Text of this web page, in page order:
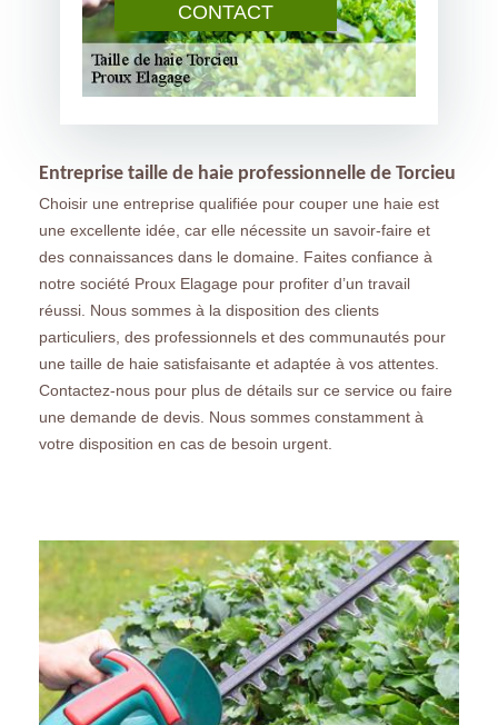
CONTACT
Entreprise taille de haie professionnelle de Torcieu
Choisir une entreprise qualifiée pour couper une haie est
une excellente idée, car elle nécessite un savoir-faire et
des connaissances dans le domaine. Faites confiance à
notre société Proux Elagage pour profiter d’un travail
réussi. Nous sommes à la disposition des clients
particuliers, des professionnels et des communautés pour
une taille de haie satisfaisante et adaptée à vos attentes.
Contactez-nous pour plus de détails sur ce service ou faire
une demande de devis. Nous sommes constamment à
votre disposition en cas de besoin urgent.